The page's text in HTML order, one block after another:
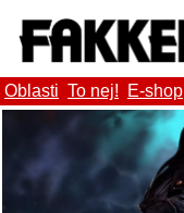
Oblasti To nej! E-shop